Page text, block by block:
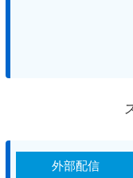
外部配信